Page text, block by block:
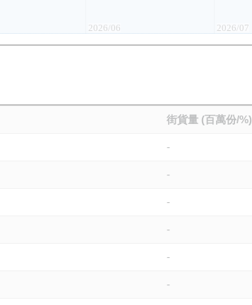
2026/06 2026/07
街貨量 (百萬份/%)
-
-
-
-
-
-